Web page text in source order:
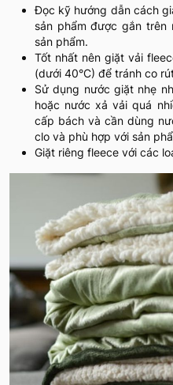
Đọc kỹ hướng dẫn cách
sản phẩm được gắn trên
sản phẩm.
Tốt nhất nên giặt vải
(dưới 40°C) để tránh co
Sử dụng nước giặt nhẹ
hoặc nước xả vải quá
cấp bách và cần dùng
clo và phù hợp với sản
Giặt riêng fleece với các